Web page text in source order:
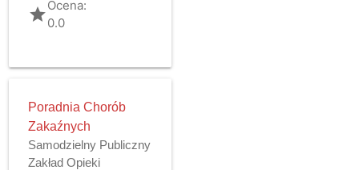
gradeOcena:
0.0
Poradnia Chorób
Zakaźnych
Samodzielny Publiczny
Zakład Opieki